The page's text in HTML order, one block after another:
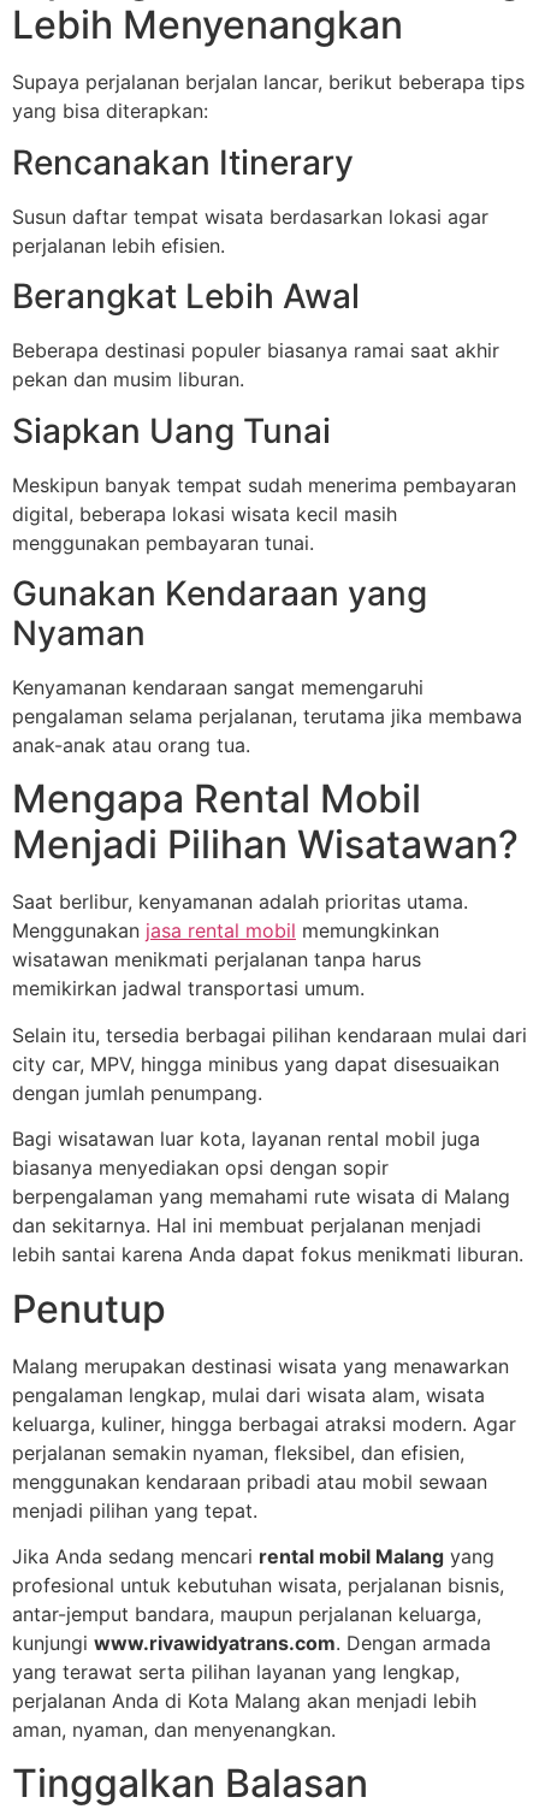
Lebih Menyenangkan
Supaya perjalanan berjalan lancar, berikut beberapa tips
yang bisa diterapkan:
Rencanakan Itinerary
Susun daftar tempat wisata berdasarkan lokasi agar
perjalanan lebih efisien.
Berangkat Lebih Awal
Beberapa destinasi populer biasanya ramai saat akhir
pekan dan musim liburan.
Siapkan Uang Tunai
Meskipun banyak tempat sudah menerima pembayaran
digital, beberapa lokasi wisata kecil masih
menggunakan pembayaran tunai.
Gunakan Kendaraan yang
Nyaman
Kenyamanan kendaraan sangat memengaruhi
pengalaman selama perjalanan, terutama jika membawa
anak-anak atau orang tua.
Mengapa Rental Mobil
Menjadi Pilihan Wisatawan?
Saat berlibur, kenyamanan adalah prioritas utama.
Menggunakan jasa rental mobil memungkinkan
wisatawan menikmati perjalanan tanpa harus
memikirkan jadwal transportasi umum.
Selain itu, tersedia berbagai pilihan kendaraan mulai dari
city car, MPV, hingga minibus yang dapat disesuaikan
dengan jumlah penumpang.
Bagi wisatawan luar kota, layanan rental mobil juga
biasanya menyediakan opsi dengan sopir
berpengalaman yang memahami rute wisata di Malang
dan sekitarnya. Hal ini membuat perjalanan menjadi
lebih santai karena Anda dapat fokus menikmati liburan.
Penutup
Malang merupakan destinasi wisata yang menawarkan
pengalaman lengkap, mulai dari wisata alam, wisata
keluarga, kuliner, hingga berbagai atraksi modern. Agar
perjalanan semakin nyaman, fleksibel, dan efisien,
menggunakan kendaraan pribadi atau mobil sewaan
menjadi pilihan yang tepat.
Jika Anda sedang mencari rental mobil Malang yang
profesional untuk kebutuhan wisata, perjalanan bisnis,
antar-jemput bandara, maupun perjalanan keluarga,
kunjungi www.rivawidyatrans.com. Dengan armada
yang terawat serta pilihan layanan yang lengkap,
perjalanan Anda di Kota Malang akan menjadi lebih
aman, nyaman, dan menyenangkan.
Tinggalkan Balasan